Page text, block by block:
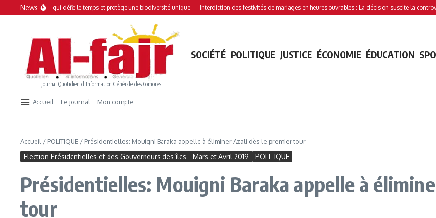
Aller au contenu
News
qui défie le temps et protège une biodiversité unique Interdiction des festivités de mariages en heures ouvrables : La décision suscite la controverse
Journal Quotidien d'Information Générale des Comores
SOCIÉTÉ POLITIQUE JUSTICE ÉCONOMIE ÉDUCATION
Accueil Le journal Mon compte
Accueil / POLITIQUE / Présidentielles: Mouigni Baraka appelle à éliminer Azali dès le premier tour
Election Présidentielles et des Gouverneurs des îles - Mars et Avril 2019 POLITIQUE
Présidentielles: Mouigni Baraka appelle à
tour